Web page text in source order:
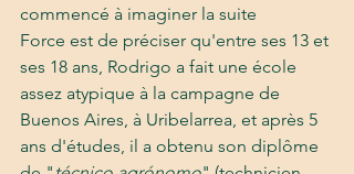
commencé à imaginer la suite
Force est de préciser qu'entre ses 13 et
ses 18 ans, Rodrigo a fait une école
assez atypique à la campagne de
Buenos Aires, à Uribelarrea, et après 5
ans d'études, il a obtenu son diplôme